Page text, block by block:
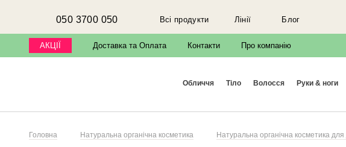
050 3700 050 Всі продукти Лінії Блог
АКЦІЇ Доставка та Оплата Контакти Про компанію
обличчя тіло волосся руки & ноги
Головна Натуральна органічна косметика Натуральна органічна косметика
Ми в соцмережах